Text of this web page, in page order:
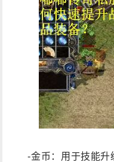
-金币：用于技能升